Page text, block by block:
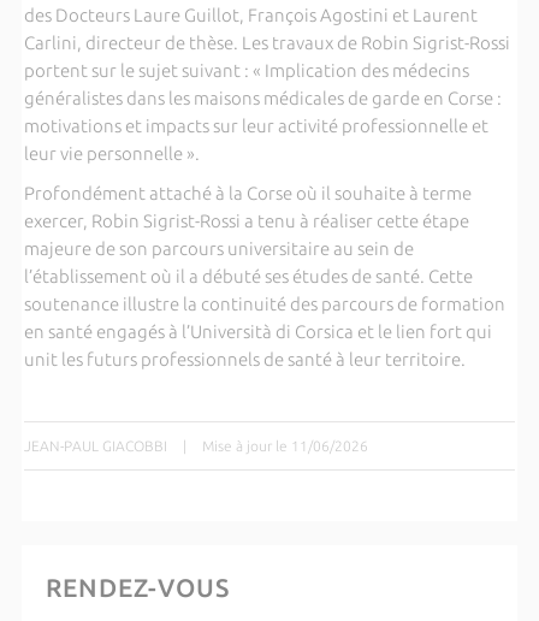
des Docteurs Laure Guillot, François Agostini et Laurent
Carlini, directeur de thèse. Les travaux de Robin Sigrist-Rossi
portent sur le sujet suivant : « Implication des médecins
généralistes dans les maisons médicales de garde en Corse :
motivations et impacts sur leur activité professionnelle et
leur vie personnelle ».
Profondément attaché à la Corse où il souhaite à terme
exercer, Robin Sigrist-Rossi a tenu à réaliser cette étape
majeure de son parcours universitaire au sein de
l’établissement où il a débuté ses études de santé. Cette
soutenance illustre la continuité des parcours de formation
en santé engagés à l’Università di Corsica et le lien fort qui
unit les futurs professionnels de santé à leur territoire.
JEAN-PAUL GIACOBBI Mise à jour le 11/06/2026
RENDEZ-VOUS